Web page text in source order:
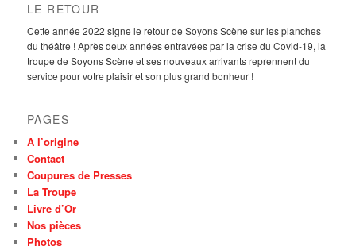
LE RETOUR
Cette année 2022 signe le retour de Soyons Scène sur les planches
du théâtre ! Après deux années entravées par la crise du Covid-19, la
troupe de Soyons Scène et ses nouveaux arrivants reprennent du
service pour votre plaisir et son plus grand bonheur !
PAGES
A l’origine
Contact
Coupures de Presses
La Troupe
Livre d’Or
Nos pièces
Photos